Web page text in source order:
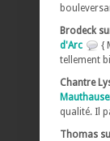
Brodeck
d'Arc
{
tellement
Chantre
qualité. Il
Thomas